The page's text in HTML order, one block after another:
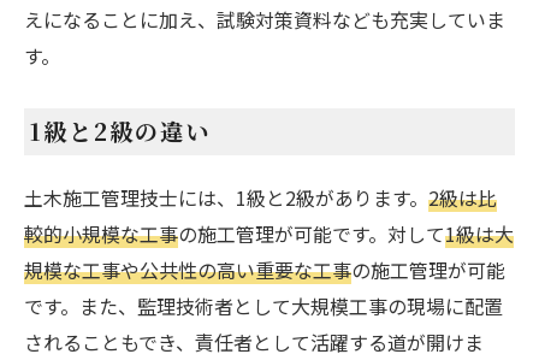
えになることに加え、試験対策資料なども充実していま
す。
1級と2級の違い
土木施工管理技士には、1級と2級があります。 2級は比
較的小規模な工事の施工管理が可能です。対して1級は大
規模な工事や公共性の高い重要な工事の施工管理が可能
です。また、監理技術者として大規模工事の現場に配置
されることもでき、責任者として活躍する道が開けま